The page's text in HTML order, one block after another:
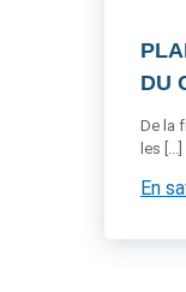
DU
De la
les [...]
En